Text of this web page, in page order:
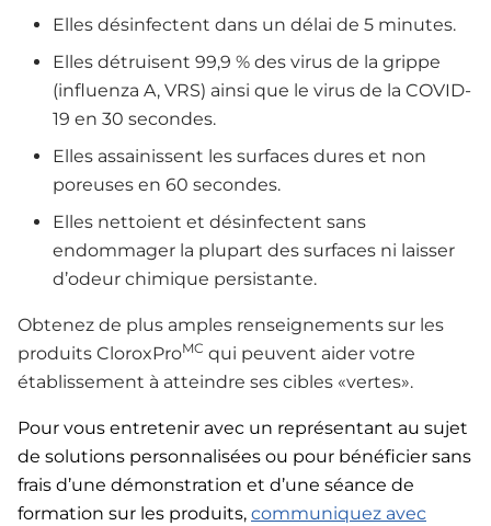
Elles désinfectent dans un délai de 5 minutes.
Elles détruisent 99,9 % des virus de la grippe
(influenza A, VRS) ainsi que le virus de la COVID-
19 en 30 secondes.
Elles assainissent les surfaces dures et non
poreuses en 60 secondes.
Elles nettoient et désinfectent sans
endommager la plupart des surfaces ni laisser
d’odeur chimique persistante.
Obtenez de plus amples renseignements sur les
produits CloroxProMC qui peuvent aider votre
établissement à atteindre ses cibles «vertes».
Pour vous entretenir avec un représentant au sujet
de solutions personnalisées ou pour bénéficier sans
frais d’une démonstration et d’une séance de
formation sur les produits, communiquez avec